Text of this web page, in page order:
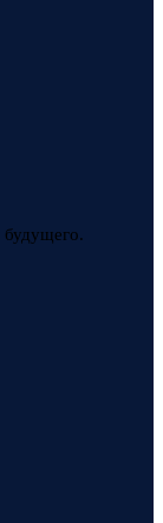
будущего.